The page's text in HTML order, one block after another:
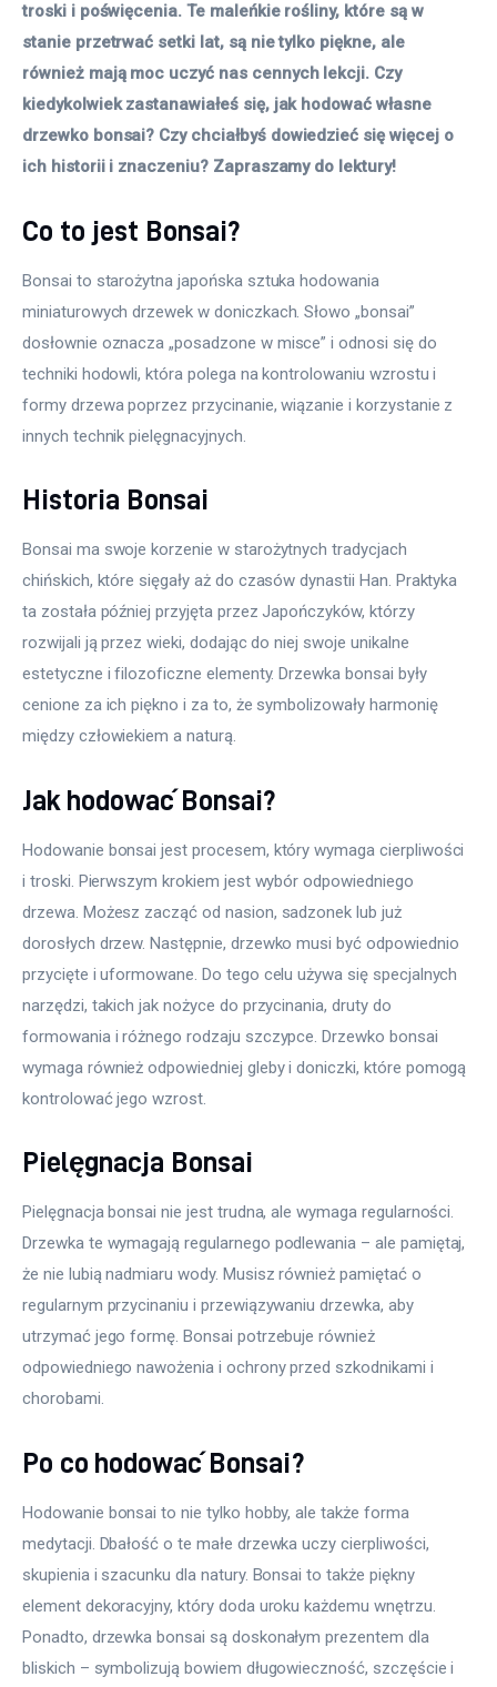
troski i poświęcenia. Te maleńkie rośliny, które są w
stanie przetrwać setki lat, są nie tylko piękne, ale
również mają moc uczyć nas cennych lekcji. Czy
kiedykolwiek zastanawiałeś się, jak hodować własne
drzewko bonsai? Czy chciałbyś dowiedzieć się więcej o
ich historii i znaczeniu? Zapraszamy do lektury!
Co to jest Bonsai?
Bonsai to starożytna japońska sztuka hodowania
miniaturowych drzewek w doniczkach. Słowo „bonsai”
dosłownie oznacza „posadzone w misce” i odnosi się do
techniki hodowli, która polega na kontrolowaniu wzrostu i
formy drzewa poprzez przycinanie, wiązanie i korzystanie z
innych technik pielęgnacyjnych.
Historia Bonsai
Bonsai ma swoje korzenie w starożytnych tradycjach
chińskich, które sięgały aż do czasów dynastii Han. Praktyka
ta została później przyjęta przez Japończyków, którzy
rozwijali ją przez wieki, dodając do niej swoje unikalne
estetyczne i filozoficzne elementy. Drzewka bonsai były
cenione za ich piękno i za to, że symbolizowały harmonię
między człowiekiem a naturą.
Jak hodować Bonsai?
Hodowanie bonsai jest procesem, który wymaga cierpliwości
i troski. Pierwszym krokiem jest wybór odpowiedniego
drzewa. Możesz zacząć od nasion, sadzonek lub już
dorosłych drzew. Następnie, drzewko musi być odpowiednio
przycięte i uformowane. Do tego celu używa się specjalnych
narzędzi, takich jak nożyce do przycinania, druty do
formowania i różnego rodzaju szczypce. Drzewko bonsai
wymaga również odpowiedniej gleby i doniczki, które pomogą
kontrolować jego wzrost.
Pielęgnacja Bonsai
Pielęgnacja bonsai nie jest trudna, ale wymaga regularności.
Drzewka te wymagają regularnego podlewania – ale pamiętaj,
że nie lubią nadmiaru wody. Musisz również pamiętać o
regularnym przycinaniu i przewiązywaniu drzewka, aby
utrzymać jego formę. Bonsai potrzebuje również
odpowiedniego nawożenia i ochrony przed szkodnikami i
chorobami.
Po co hodować Bonsai?
Hodowanie bonsai to nie tylko hobby, ale także forma
medytacji. Dbałość o te małe drzewka uczy cierpliwości,
skupienia i szacunku dla natury. Bonsai to także piękny
element dekoracyjny, który doda uroku każdemu wnętrzu.
Ponadto, drzewka bonsai są doskonałym prezentem dla
bliskich – symbolizują bowiem długowieczność, szczęście i